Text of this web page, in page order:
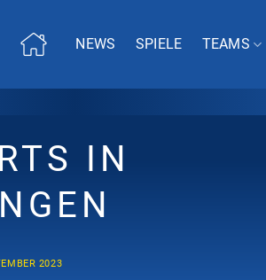
NEWS SPIELE TEAMS
IN
2023